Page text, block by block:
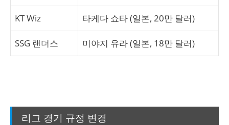
KT Wiz 타케다 쇼타 (일본, 20만 달러)
SSG 랜더스 미야지 유라 (일본, 18만 달러)
리그 경기 규정 변경